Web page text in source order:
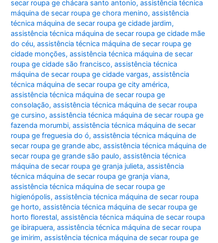
secar roupa ge chácara santo antonio,assistência técnica
máquina de secar roupa ge chora menino,assistência
técnica máquina de secar roupa ge cidade jardim,
assistência técnica máquina de secar roupa ge cidade mãe
do céu,assistência técnica máquina de secar roupa ge
cidade monções,assistência técnica máquina de secar
roupa ge cidade são francisco,assistência técnica
máquina de secar roupa ge cidade vargas,assistência
técnica máquina de secar roupa ge city américa,
assistência técnica máquina de secar roupa ge
consolação,assistência técnica máquina de secar roupa
ge cursino,assistência técnica máquina de secar roupa ge
fazenda morumbi,assistência técnica máquina de secar
roupa ge freguesia do ó,assistência técnica máquina de
secar roupa ge grande abc,assistência técnica máquina de
secar roupa ge grande são paulo,assistência técnica
máquina de secar roupa ge granja julieta,assistência
técnica máquina de secar roupa ge granja viana,
assistência técnica máquina de secar roupa ge
higienópolis,assistência técnica máquina de secar roupa
ge horto,assistência técnica máquina de secar roupa ge
horto florestal,assistência técnica máquina de secar roupa
ge ibirapuera,assistência técnica máquina de secar roupa
ge imirim,assistência técnica máquina de secar roupa ge